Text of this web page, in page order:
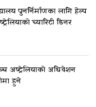
पुनर्निर्माणका लागि हेल्प
च्यारिटी डिनर
अष्ट्रेलियाको अधिवेशन
हुने